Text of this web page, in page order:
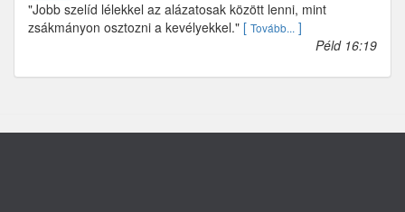
"Jobb szelíd lélekkel az alázatosak között lenni, mint
zsákmányon osztozni a kevélyekkel." [ Tovább... ]
Péld 16:19